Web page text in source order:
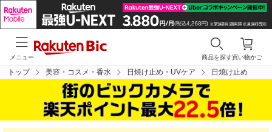
買い物かご
商品を探す
メニュー
トップ 美容・コスメ・香水 日焼け止め・UVケア 日焼け止め